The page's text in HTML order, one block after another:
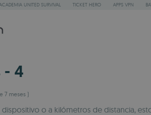
UNITED SURVIVAL TICKET HERO APPS VPN
- 4
7 meses )
o a kilómetros de distancia,